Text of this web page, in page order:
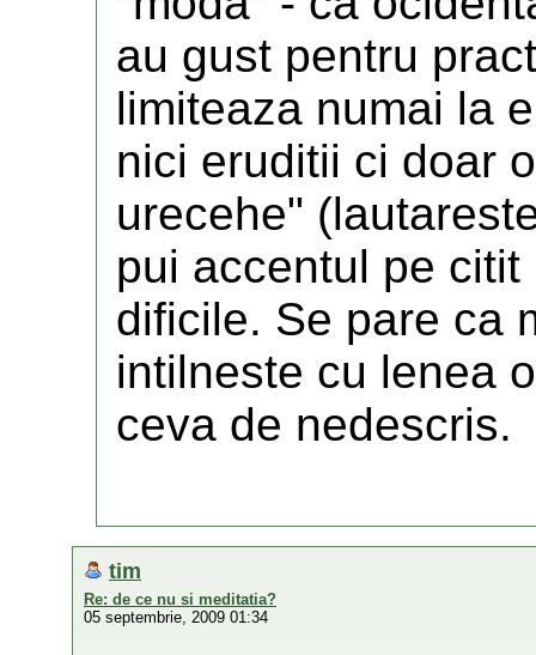
au gust pentru
limiteaza numai la
nici eruditii ci doar
urecehe"
pui accentul pe
dificile. Se pare ca
intilneste cu lenea
ceva de nedescris.
tim
Re: de ce nu si meditatia?
05 septembrie, 2009 01:34